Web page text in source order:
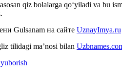
qiz bolalarga qo‘yiladi va bu
Gulsanam на сайте UznayImya.ru
tilidagi ma’nosi bilan